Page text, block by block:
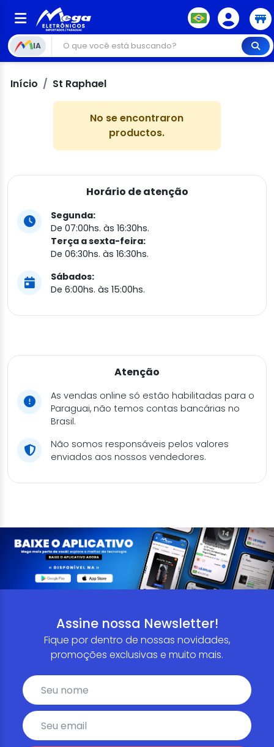
IA
Início St Raphael
No se encontraron
productos.
Horário de atenção
Segunda:
De 07:00hs. às 16:30hs.
Terça a sexta-feira:
De 06:30hs. às 16:30hs.
Sábados:
De 6:00hs. às 15:00hs.
Atenção
As vendas online só estão habilitadas para o
Paraguai, não temos contas bancárias no
Brasil.
Não somos responsáveis pelos valores
enviados aos nossos vendedores.
Assine nossa Newsletter!
Fique por dentro de nossas novidades,
promoções exclusivas e muito mais.